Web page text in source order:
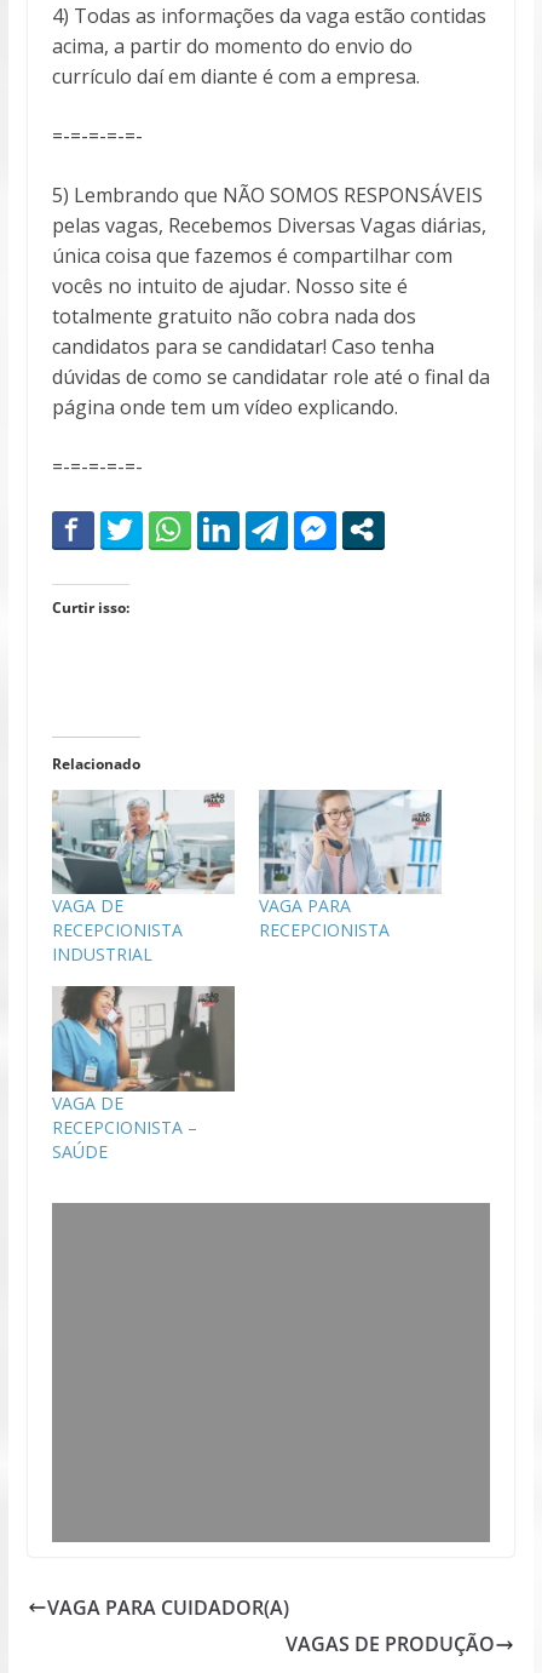
4) Todas as informações da vaga estão contidas
acima, a partir do momento do envio do
currículo daí em diante é com a empresa.
=-=-=-=-=-
5) Lembrando que NÃO SOMOS RESPONSÁVEIS
pelas vagas, Recebemos Diversas Vagas diárias,
única coisa que fazemos é compartilhar com
vocês no intuito de ajudar. Nosso site é
totalmente gratuito não cobra nada dos
candidatos para se candidatar! Caso tenha
dúvidas de como se candidatar role até o final da
página onde tem um vídeo explicando.
=-=-=-=-=-
Curtir isso:
Relacionado
VAGA DE
RECEPCIONISTA
INDUSTRIAL
VAGA PARA
RECEPCIONISTA
VAGA DE
RECEPCIONISTA –
SAÚDE
VAGA PARA CUIDADOR(A)
VAGAS DE PRODUÇÃO